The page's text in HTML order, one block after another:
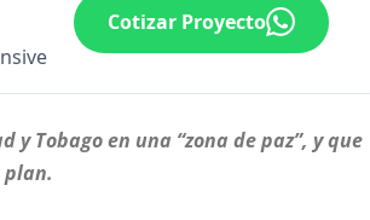
Cotizar Proyecto
Tobago en una “zona de paz”, y que